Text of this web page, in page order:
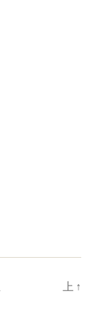
上 ↑